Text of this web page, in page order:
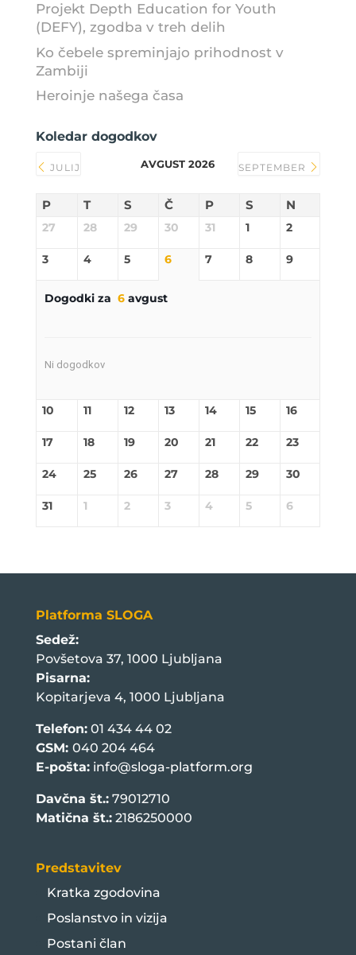
Projekt Depth Education for Youth
(DEFY), zgodba v treh delih
Ko čebele spreminjajo prihodnost v
Zambiji
Heroinje našega časa
Koledar dogodkov
JULIJ AVGUST 2026 SEPTEMBER
P T S Č P S N
27 28 29 30 31 1 2
3 4 5 6 7 8 9
Dogodki za 6avgust
Ni dogodkov
10 11 12 13 14 15 16
17 18 19 20 21 22 23
24 25 26 27 28 29 30
31 1 2 3 4 5 6
Platforma SLOGA
Sedež:
Povšetova 37, 1000 Ljubljana
Pisarna:
Kopitarjeva 4, 1000 Ljubljana
Telefon:01 434 44 02
GSM: 040 204 464
E-pošta: info@sloga-platform.org
Davčna št.:79012710
Matična št.:2186250000
Predstavitev
Kratka zgodovina
Poslanstvo in vizija
Postani član